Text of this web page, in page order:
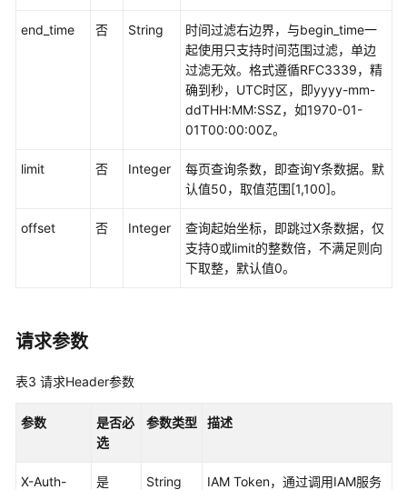
据
API
览
end_time 否 String
时间过滤右边界，与begin_time一
起使用只支持时间范围过滤，单边
过滤无效。格式遵循RFC3339，精
确到秒，UTC时区，即yyyy-mm-
ddTHH:MM:SSZ，如1970-01-
01T00:00:00Z。
limit 否 Integer
每页查询条数，即查询Y条数据。默
认值50，取值范围[1,100]。
offset 否 Integer
查询起始坐标，即跳过X条数据，仅
支持0或limit的整数倍，不满足则向
下取整，默认值0。
请求参数
表3 请求Header参数
参数
是否必
选
参数类型 描述
X-Auth-
是 String
IAM Token，通过调用IAM服务